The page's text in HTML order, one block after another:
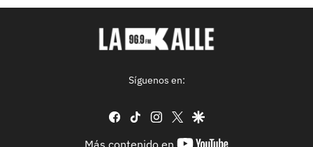
Síguenos en:
facebook
tiktok instagram
twittergoogle
Más contenido en
youtube-